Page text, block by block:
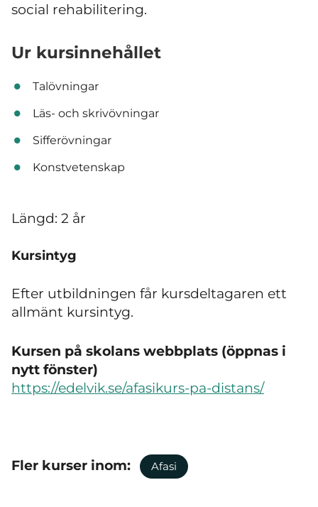
social rehabilitering.
Ur kursinnehållet
Talövningar
Läs- och skrivövningar
Sifferövningar
Konstvetenskap
Längd: 2 år
Kursintyg
Efter utbildningen får kursdeltagaren ett
allmänt kursintyg.
Kursen på skolans webbplats (öppnas i
nytt fönster)
https://edelvik.se/afasikurs-pa-distans/
Fler kurser inom: Afasi